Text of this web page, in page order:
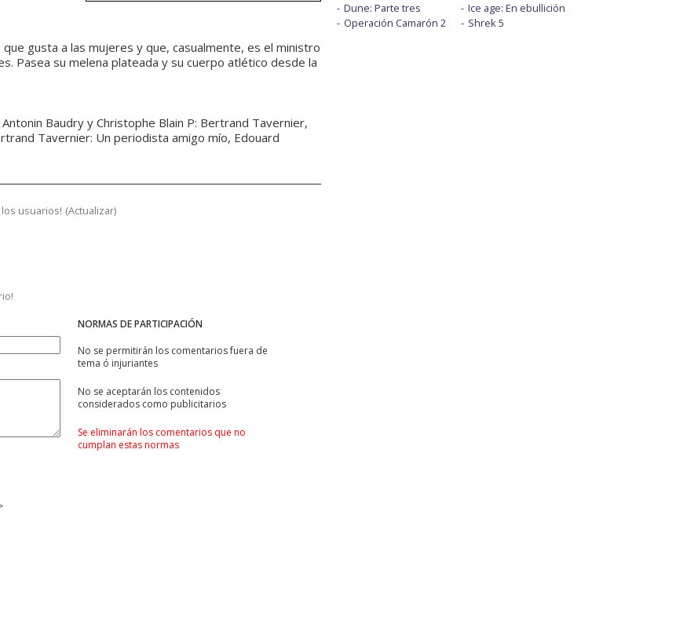
gusta a las mujeres y que, casualmente, es el ministro
Pasea su melena plateada y su cuerpo atlético desde la
Baudry y Christophe Blain P: Bertrand Tavernier,
Tavernier: Un periodista amigo mío, Edouard
usuarios! (Actualizar)
NORMAS DE PARTICIPACIÓN
No se permitirán los comentarios fuera de
tema ó injuriantes
No se aceptarán los contenidos
considerados como publicitarios
Se eliminarán los comentarios que no
cumplan estas normas
Dune: Parte tres
Operación Camarón 2
Ice age: En ebullición
Shrek 5